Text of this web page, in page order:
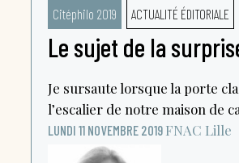
Citéphilo 2019 ACTUALITÉ ÉDITORIALE
Le sujet de la
Je sursaute lorsque la porte
l’escalier de notre maison de
LUNDI 11 NOVEMBRE 2019 FNAC Lille